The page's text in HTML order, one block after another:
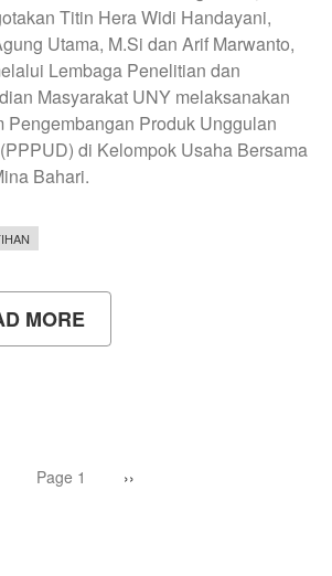
Titin Hera Widi Handayani,
Utama, M.Si dan Arif Marwanto,
Lembaga Penelitian dan
Masyarakat UNY melaksanakan
Pengembangan Produk Unggulan
di Kelompok Usaha Bersama
Bahari.
MORE
TIM
PANTAI
Page 1 Next
››